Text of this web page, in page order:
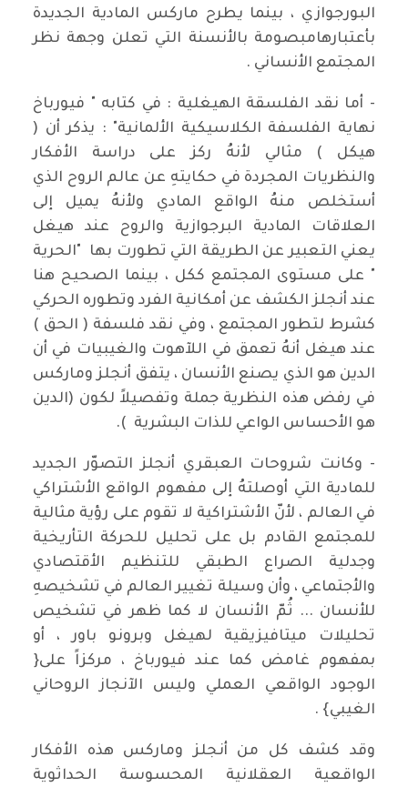
البورجوازي ، بينما يطرح ماركس المادية الجديدة
بأعتبارهامبصومة بالأنسنة التي تعلن وجهة نظر
المجتمع الأنساني .
- أما نقد الفلسقة الهيغلية : في كتابه " فيورباخ
نهاية الفلسفة الكلاسيكية الألمانية" : يذكر أن (
هيكل ) مثالي لأنهُ ركز على دراسة الأفكار
والنظريات المجردة في حكايتهِ عن عالم الروح الذي
أستخلص منهُ الواقع المادي ولأنهُ يميل إلى
العلاقات المادية البرجوازية والروح عند هيغل
يعني التعبير عن الطريقة التي تطورت بها "الحرية
" على مستوى المجتمع ككل ، بينما الصحيح هنا
عند أنجلز الكشف عن أمكانية الفرد وتطوره الحركي
كشرط لتطور المجتمع ، وفي نقد فلسفة ( الحق )
عند هيغل أنهُ تعمق في اللآهوت والغيبيات في أن
الدين هو الذي يصنع الأنسان ، يتفق أنجلز وماركس
في رفض هذه النظرية جملة وتفصيلاً لكون (الدين
هو الأحساس الواعي للذات البشرية ).
- وكانت شروحات العبقري أنجلز التصوّر الجديد
للمادية التي أوصلتهُ إلى مفهوم الواقع الأشتراكي
في العالم ، لأنّ الأشتراكية لا تقوم على رؤية مثالية
للمجتمع القادم بل على تحليل للحركة التأريخية
وجدلية الصراع الطبقي للتنظيم الأقتصادي
والأجتماعي ، وأن وسيلة تغيير العالم في تشخيصهِ
للأنسان ... ثُمّ الأنسان لا كما ظهر في تشخيص
تحليلات ميتافيزيقية لهيغل وبرونو باور ، أو
بمفهوم غامض كما عند فيورباخ ، مركزاً على{
الوجود الواقعي العملي وليس الآنجاز الروحاني
الغيبي} .
وقد كشف كل من أنجلز وماركس هذه الأفكار
الواقعية العقلانية المحسوسة الحداثوية